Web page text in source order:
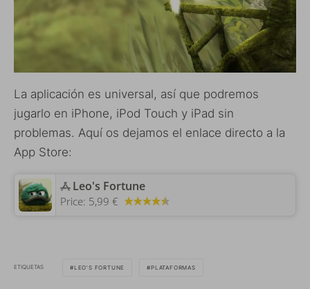
La aplicación es universal, así que podremos
jugarlo en iPhone, iPod Touch y iPad sin
problemas. Aquí os dejamos el enlace directo a la
App Store:
‎Leo's Fortune
Price: 5,99 €
ETIQUETAS LEO'S FORTUNE PLATAFORMAS